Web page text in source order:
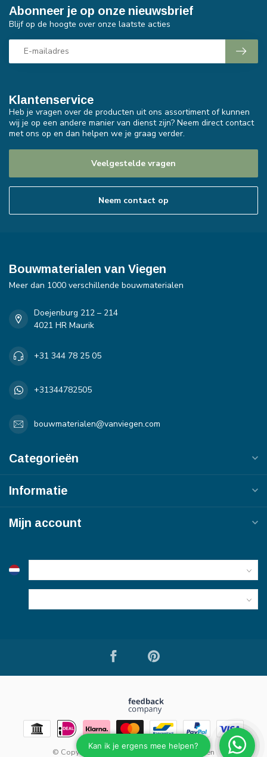
Klantenservice
Heb je vragen over de producten uit ons assortiment of kunnen
wij je op een andere manier van dienst zijn? Neem direct contact
met ons op en dan helpen we je graag verder.
Veelgestelde vragen
Neem contact op
Abonneer je op onze nieuwsbrief
Blijf op de hoogte over onze laatste acties
Bouwmaterialen van Viegen
Meer dan 1000 verschillende bouwmaterialen
Doejenburg 212 – 214
4021 HR Maurik
+31 344 78 25 05
+31344782505
bouwmaterialen@vanviegen.com
Categorieën
Informatie
Mijn account
© Copyright 2026 Bouwmaterialen van Viegen